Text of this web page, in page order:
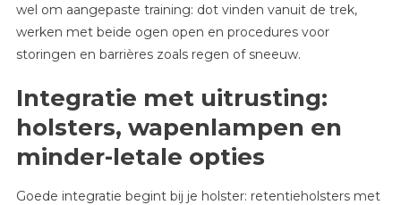
wel om aangepaste training: dot vinden vanuit de trek,
werken met beide ogen open en procedures voor
storingen en barrières zoals regen of sneeuw.
Integratie met uitrusting:
holsters, wapenlampen en
minder-letale opties
Goede integratie begint bij je holster: retentieholsters met